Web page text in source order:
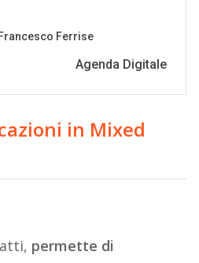
in Mixed
permette di